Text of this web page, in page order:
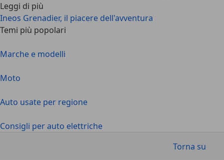
Leggi di più
Ineos Grenadier, il piacere dell'avventura
Temi più popolari
Marche e modelli
Moto
Auto usate per regione
Consigli per auto elettriche
Torna su